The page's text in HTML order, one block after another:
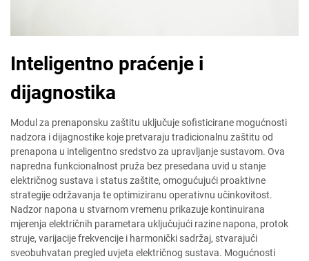
Inteligentno praćenje i
dijagnostika
Modul za prenaponsku zaštitu uključuje sofisticirane mogućnosti
nadzora i dijagnostike koje pretvaraju tradicionalnu zaštitu od
prenapona u inteligentno sredstvo za upravljanje sustavom. Ova
napredna funkcionalnost pruža bez presedana uvid u stanje
električnog sustava i status zaštite, omogućujući proaktivne
strategije održavanja te optimiziranu operativnu učinkovitost.
Nadzor napona u stvarnom vremenu prikazuje kontinuirana
mjerenja električnih parametara uključujući razine napona, protok
struje, varijacije frekvencije i harmonički sadržaj, stvarajući
sveobuhvatan pregled uvjeta električnog sustava. Mogućnosti